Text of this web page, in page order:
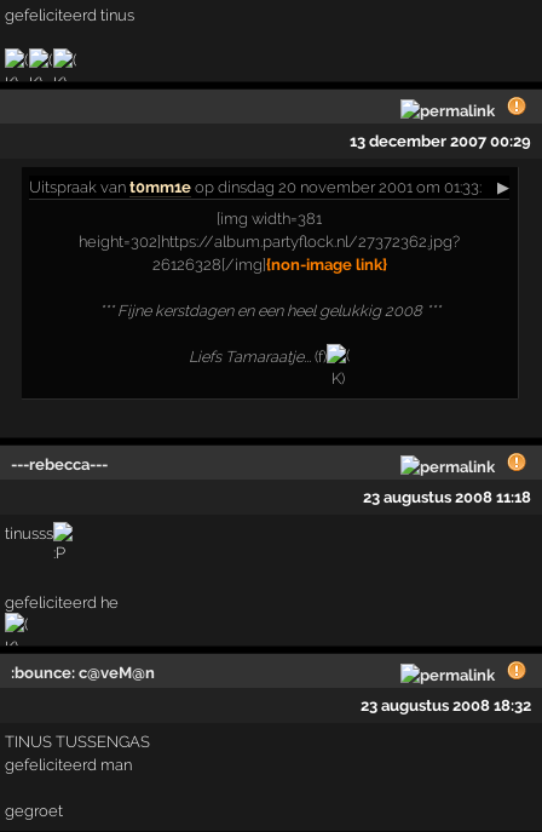
gefeliciteerd tinus
13 december 2007 00:29
Uitspraak vant0mm1e op dinsdag 20 november 2001 om 01:33:
▶
[img width=381
height=302]https://album.partyflock.nl/27372362.jpg?
26126328[/img]{non-image link}
*** Fijne kerstdagen en een heel gelukkig 2008 ***
Liefs Tamaraatje... (f)
---rebecca---
23 augustus 2008 11:18
tinusss
gefeliciteerd he
:bounce: c@veM@n
23 augustus 2008 18:32
TINUS TUSSENGAS
gefeliciteerd man
gegroet